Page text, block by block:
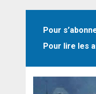
Pour
Pour lire les